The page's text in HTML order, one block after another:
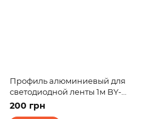
Профиль алюминиевый для
светодиодной ленты 1м BY-
040
200 грн